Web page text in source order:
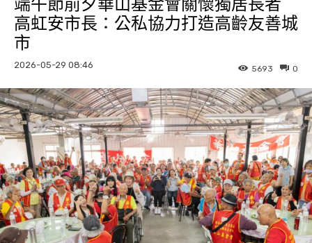
端午節前夕華山基金會關懷獨居長者
高虹安市長：公私協力打造高齡友善城
市
2026-05-29 08:46 0
5693